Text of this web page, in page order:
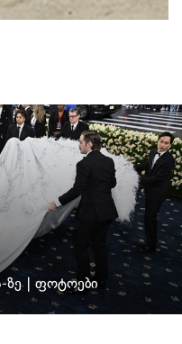
ზე | ფოტოები